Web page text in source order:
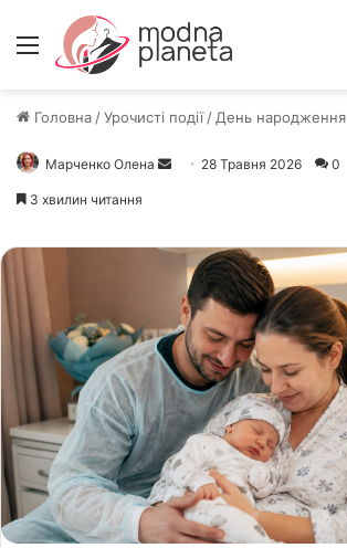
Меню
Головна /Урочисті події / День народження
Марченко Олена
Надішліть
28 Травня 2026 0
3 хвилин читання